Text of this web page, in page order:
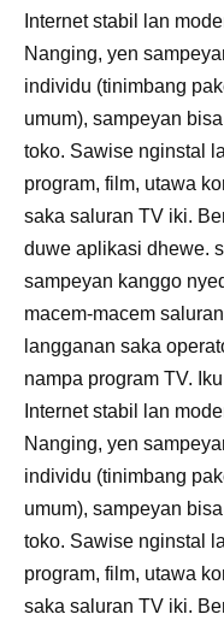
Internet stabil lan
Nanging, yen
individu (tinimbang
umum), sampeyan
toko. Sawise nginstal
program, film, utawa
saka saluran TV iki.
duwe aplikasi dhewe.
sampeyan kanggo
macem-macem
langganan saka
nampa program TV.
Internet stabil lan
Nanging, yen
individu (tinimbang
umum), sampeyan
toko. Sawise nginstal
program, film, utawa
saka saluran TV iki.